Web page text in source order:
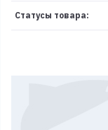
Статусы товара: